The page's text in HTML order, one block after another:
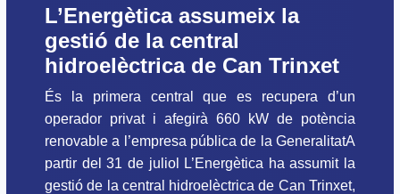
L’Energètica assumeix la
gestió de la central
hidroelèctrica de Can Trinxet
És la primera central que es recupera d’un
operador privat i afegirà 660 kW de potència
renovable a l’empresa pública de la GeneralitatA
partir del 31 de juliol L’Energètica ha assumit la
gestió de la central hidroelèctrica de Can Trinxet,